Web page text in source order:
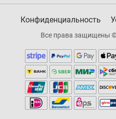
Конфиденциальность
Все права защищены ©